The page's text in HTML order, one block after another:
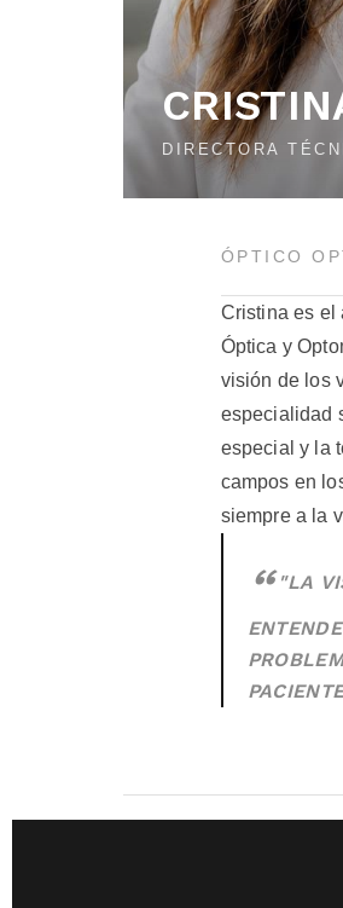
DIRECTORA
ÓPTICO
Cristina es el
Óptica y
visión de los
especialidad
especial y la
campos en
siempre a la
"LA